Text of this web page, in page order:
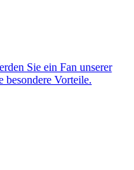
Sie ein Fan unserer
besondere Vorteile.